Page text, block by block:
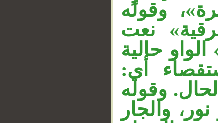
وقوله
نعت
حالية
أي:
وقوله
والجار